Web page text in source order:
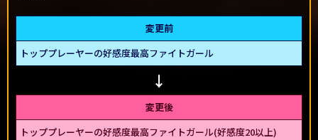
変更前
トッププレーヤーの好感度最高ファイトガール
変更後
トッププレーヤーの好感度最高ファイトガール(好感度20以上)